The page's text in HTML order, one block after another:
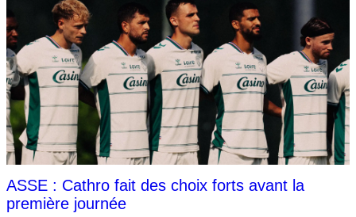
ASSE : Cathro fait des choix forts avant la
première journée